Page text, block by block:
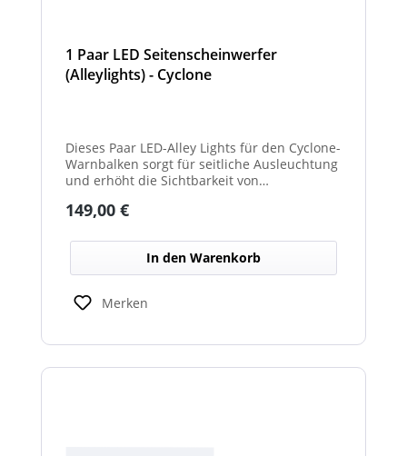
1 Paar LED Seitenscheinwerfer
(Alleylights) - Cyclone
Dieses Paar LED-Alley Lights für den Cyclone-
Warnbalken sorgt für seitliche Ausleuchtung
und erhöht die Sichtbarkeit von
Regulärer Preis:
149,00 €
In den Warenkorb
Merken